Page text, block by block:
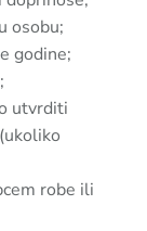
osobu;
godine;
utvrditi
robe ili